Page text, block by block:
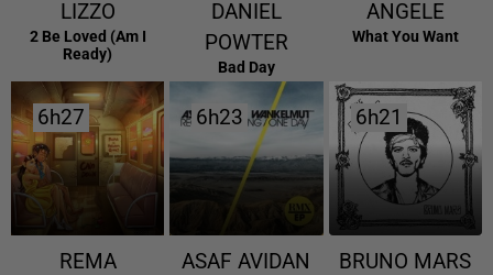
LIZZO
2 Be Loved (am I
Ready)
DANIEL
POWTER
Bad Day
ANGELE
What You Want
6h27
6h27
REMA
6h23
6h23
ASAF AVIDAN
6h21
6h21
BRUNO MARS